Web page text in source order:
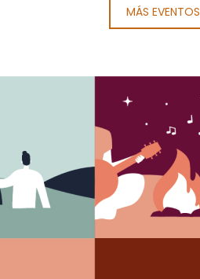
MÁS EVENTOS